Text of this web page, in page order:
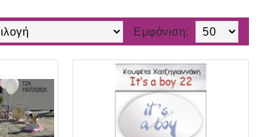
Εμφάνιση: